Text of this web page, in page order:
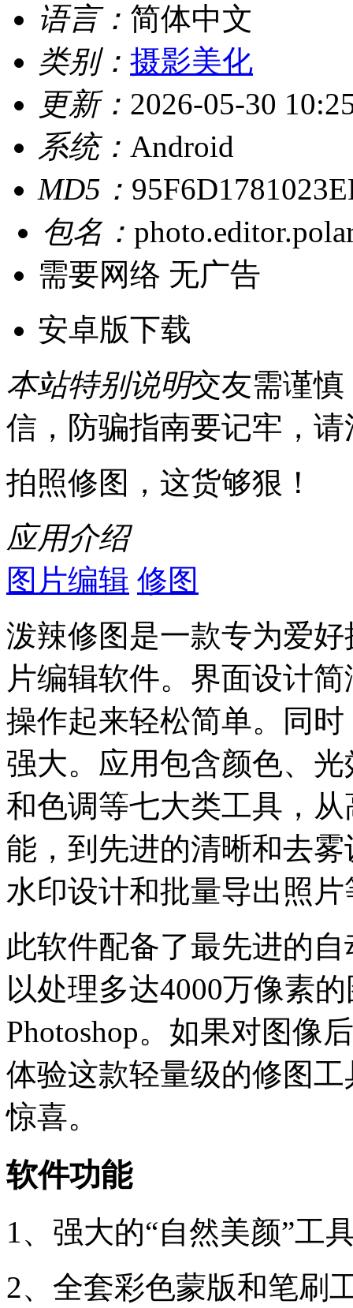
语言： 简体中文
类别： 摄影美化
更新： 2026-05-30
系统： Android
MD5：
包名：
需要网络 无广告
安卓版下载
本站特别说明交友需谨
信，防骗指南要记牢，
拍照修图，这货够狠！
应用介绍
图片编辑 修图
泼辣修图是一款专为爱
片编辑软件。界面设计
操作起来轻松简单。同
强大。应用包含颜色、
和色调等七大类工具，
能，到先进的清晰和去
水印设计和批量导出照
此软件配备了最先进的
以处理多达4000万像素
Photoshop。如果对图像
体验这款轻量级的修图
惊喜。
软件功能
1、强大的“自然美颜”工
2、全套彩色蒙版和笔刷